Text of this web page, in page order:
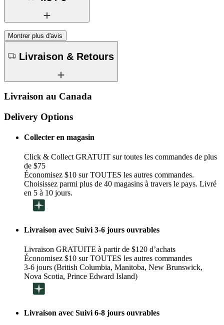
Montrer plus d'avis
Livraison & Retours
Livraison au Canada
Delivery Options
Collecter en magasin
Click & Collect GRATUIT sur toutes les commandes de plus
de $75
Économisez $10 sur TOUTES les autres commandes.
Choisissez parmi plus de 40 magasins à travers le pays. Livré
en 5 à 10 jours.
Livraison avec Suivi 3-6 jours ouvrables
Livraison GRATUITE à partir de $120 d’achats
Économisez $10 sur TOUTES les autres commandes
3-6 jours (British Columbia, Manitoba, New Brunswick,
Nova Scotia, Prince Edward Island)
Livraison avec Suivi 6-8 jours ouvrables